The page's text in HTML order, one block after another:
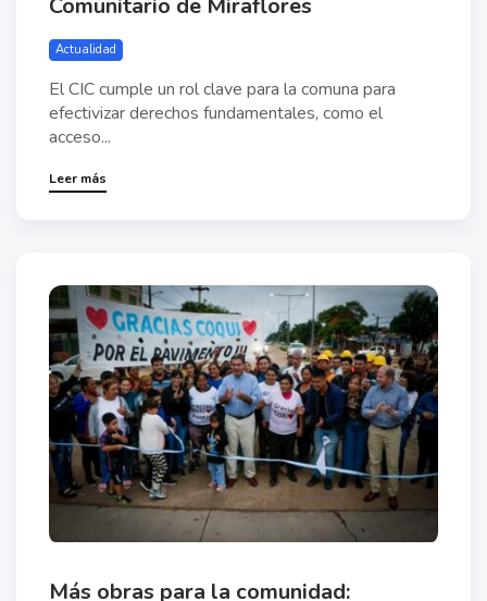
Comunitario de Miraflores
Actualidad
El CIC cumple un rol clave para la comuna para
efectivizar derechos fundamentales, como el
acceso...
Leer más
Más obras para la comunidad: